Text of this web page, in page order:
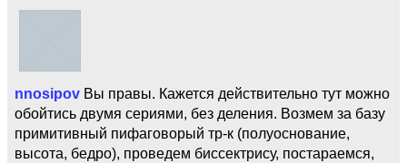
nnosipov Вы правы. Кажется действительно тут можно
обойтись двумя сериями, без деления. Возмем за базу
примитивный пифаговорый тр-к (полуоснование,
высота, бедро), проведем биссектрису, постараемся,